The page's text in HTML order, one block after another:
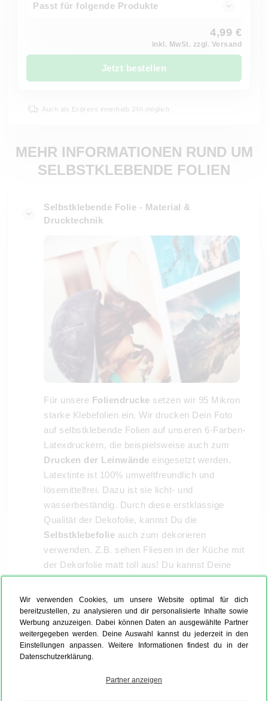
Wir verwenden Cookies, um unsere Website optimal für dich
bereitzustellen, zu analysieren und dir personalisierte Inhalte sowie
Werbung anzuzeigen. Dabei können Daten an ausgewählte Partner
weitergegeben werden. Deine Auswahl kannst du jederzeit in den
Einstellungen anpassen. Weitere Informationen findest du in der
Datenschutzerklärung.
Partner anzeigen
Passt für folgende Produkte
4,99 €
inkl. MwSt. zzgl. Versand
Jetzt bestellen
Auch als Express innerhalb 24h möglich
MEHR INFORMATIONEN RUND UM
SELBSTKLEBENDE FOLIEN
Selbstklebende Folie - Material &
Drucktechnik
Für unsere Foliendrucke setzen wir 95 Mikron
starke Klebefolien ein. Wir drucken Dein Foto
auf selbstklebende Folien auf unseren 6-Farben-
Latexdruckern, die beispielsweise auch zum
Drucken der Leinwände eingesetzt werden.
Latextinte ist 100% umweltfreundlich und
lösemittelfrei. Dazu ist sie licht- und
wasserbeständig. Durch diese erstklassige
Qualität der Dekofolie, kannst Du die
Selbstklebefolie auch zum dekorieren
verwenden. Z.B. sehen Fliesen in der Küche mit
der Dekorfolie matt toll aus! Du kannst Deine
Klebefolien problemlos abwischen und reinigen.
Optionen beim Foliendruck: Transparente
und weiße Klebefolie